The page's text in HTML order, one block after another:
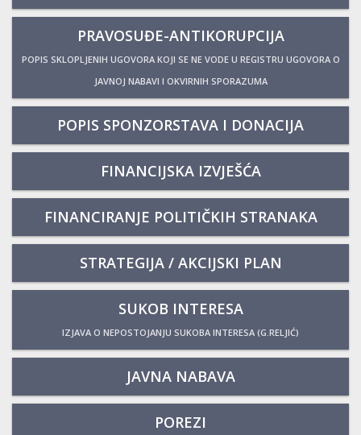
PRAVOSUĐE-ANTIKORUPCIJA
POPIS SKLOPLJENIH UGOVORA KOJI SE NE VODE U REGISTRU UGOVORA O
JAVNOJ NABAVI I OKVIRNIH SPORAZUMA
POPIS SPONZORSTAVA I DONACIJA
FINANCIJSKA IZVJEŠĆA
FINANCIRANJE POLITIČKIH STRANAKA
STRATEGIJA / AKCIJSKI PLAN
SUKOB INTERESA
IZJAVA O NEPOSTOJANJU SUKOBA INTERESA (G.RELJIĆ)
JAVNA NABAVA
POREZI